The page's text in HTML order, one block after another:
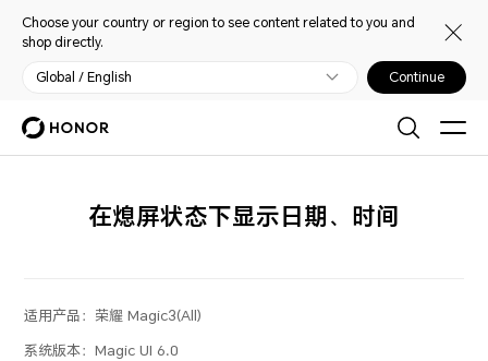
Choose your country or region to see content related to you and
shop directly.
Global / English Continue
在熄屏状态下显示日期、时间
适用产品： 荣耀 Magic3(All)
系统版本：Magic UI 6.0